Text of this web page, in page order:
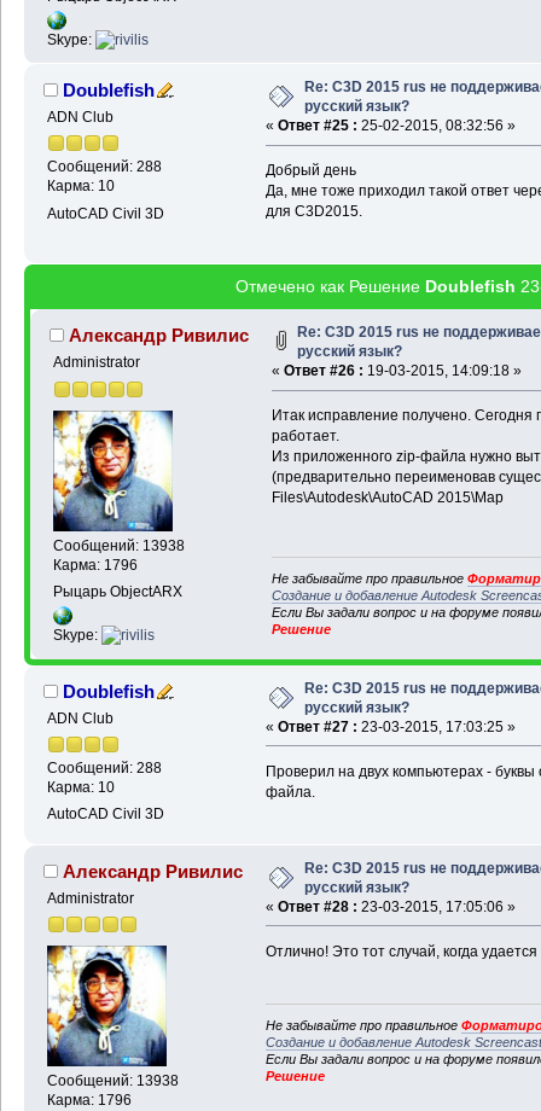
Skype:
Doublefish
ADN Club
Сообщений: 288
Карма: 10
AutoCAD Civil 3D
Re: C3D 2015 rus не
русский язык?
« Ответ #25 : 25-02-2015, 08:32:56 »
Добрый день
Да, мне тоже приходил такой ответ
для С3D2015.
Отмечено как Решение Doublefish
Александр Ривилис
Administrator
Сообщений: 13938
Карма: 1796
Рыцарь ObjectARX
Skype:
Re: C3D 2015 rus не
русский язык?
« Ответ #26 : 19-03-2015, 14:09:18 »
Итак исправление получено.
работает.
Из приложенного zip-файла нужно
(предварительно переименовав
Files\Autodesk\AutoCAD 2015\Map
Не забывайте про правильное
Создание и добавление Autodesk
Если Вы задали вопрос и на форуме
Решение
Doublefish
ADN Club
Сообщений: 288
Карма: 10
AutoCAD Civil 3D
Re: C3D 2015 rus не
русский язык?
« Ответ #27 : 23-03-2015, 17:03:25 »
Проверил на двух компьютерах -
файла.
Александр Ривилис
Administrator
Сообщений: 13938
Карма: 1796
Re: C3D 2015 rus не
русский язык?
« Ответ #28 : 23-03-2015, 17:05:06 »
Отлично! Это тот случай, когда
Не забывайте про правильное
Создание и добавление Autodesk
Если Вы задали вопрос и на форуме
Решение